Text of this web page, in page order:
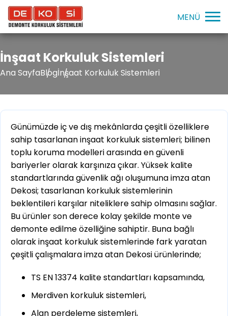
İnşaat Korkuluk Sistemleri
Ana SayfaBlogİnşaat Korkuluk Sistemleri
Günümüzde iç ve dış mekânlarda çeşitli özelliklere
sahip tasarlanan inşaat korkuluk sistemleri; bilinen
toplu koruma modelleri arasında en güvenli
bariyerler olarak karşınıza çıkar. Yüksek kalite
standartlarında güvenlik ağı oluşumuna imza atan
Dekosi; tasarlanan korkuluk sistemlerinin
beklentileri karşılar niteliklere sahip olmasını sağlar.
Bu ürünler son derece kolay şekilde monte ve
demonte edilme özelliğine sahiptir. Buna bağlı
olarak inşaat korkuluk sistemlerinde fark yaratan
çeşitli çalışmalara imza atan Dekosi ürünlerinde;
TS EN 13374 kalite standartları kapsamında,
Merdiven korkuluk sistemleri,
Alan perdeleme sistemleri,